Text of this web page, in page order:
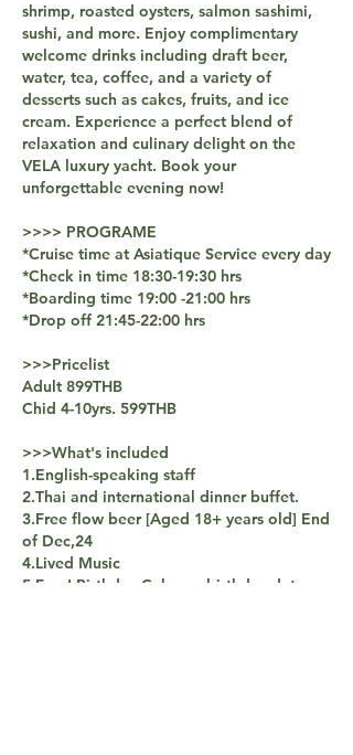
shrimp, roasted oysters, salmon sashimi,
sushi, and more. Enjoy complimentary
welcome drinks including draft beer,
water, tea, coffee, and a variety of
desserts such as cakes, fruits, and ice
cream. Experience a perfect blend of
relaxation and culinary delight on the
VELA luxury yacht. Book your
unforgettable evening now!
>>>> PROGRAME
*Cruise time at Asiatique Service every day
*Check in time 18:30-19:30 hrs
*Boarding time 19:00 -21:00 hrs
*Drop off 21:45-22:00 hrs
>>>Pricelist
Adult 899THB
Chid 4-10yrs. 599THB
>>>What's included
1.English-speaking staff
2.Thai and international dinner buffet.
3.Free flow beer [Aged 18+ years old] End
of Dec,24
4.Lived Music
5.Free! Birthday Cake on birthday date,